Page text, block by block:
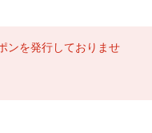
ンを発行しておりませ